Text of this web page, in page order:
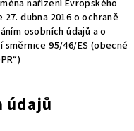
nařízení Evropského
27. dubna 2016 o ochraně
osobních údajů a o
95/46/ES (obecné
údajů